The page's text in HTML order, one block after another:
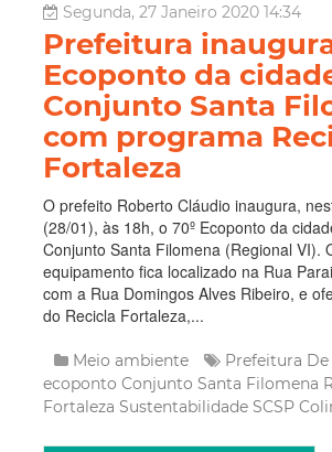
Segunda, 27 Janeiro 2020 14:34
Prefeitura
Ecoponto da
Conjunto Santa
com programa
Fortaleza
O prefeito Roberto Cláudio inaugura,
(28/01), às 18h, o 70º Ecoponto da
Conjunto Santa Filomena (Regional VI).
equipamento fica localizado na Rua
com a Rua Domingos Alves Ribeiro, e
do Recicla Fortaleza,...
Meio ambiente
Prefeitura
ecoponto Conjunto Santa Filomena
Fortaleza Sustentabilidade SCSP